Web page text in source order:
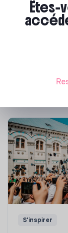
Top 8 des
Marianne
S'inspirer
Êtes-